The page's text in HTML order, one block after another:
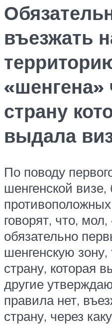
въезжать
«шенгена»
страну
выдала
По поводу
шенгенской
говорят, что, мол,
обязательно
шенгенскую зону,
страну, которая
другие
правила нет,
страну, через